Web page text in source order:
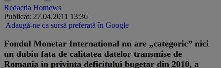
Redactia Hotnews
Publicat: 27.04.2011 13:36
Adaugă-ne ca sursă preferată în Google
Fondul Monetar International nu are „categoric” nici
un dubiu fata de calitatea datelor transmise de
Romania in privinta deficitului bugetar din 2010, a